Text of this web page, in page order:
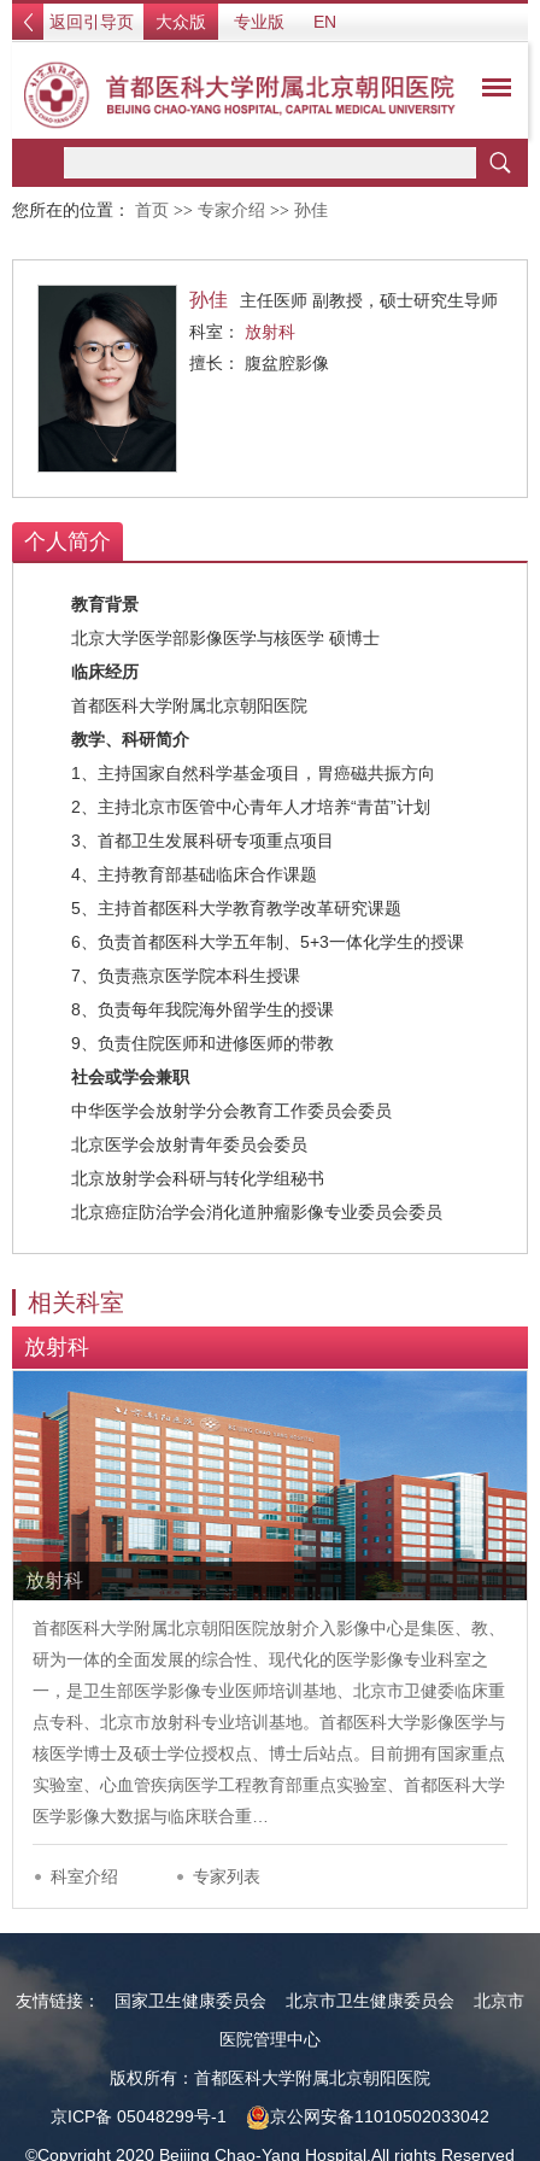
返回引导页 大众版 专业版 EN
您所在的位置： 首页 >> 专家介绍 >> 孙佳
孙佳
主任医师 副教授，硕士研究生导师
科室： 放射科
擅长： 腹盆腔影像
个人简介
教育背景
北京大学医学部影像医学与核医学 硕博士
临床经历
首都医科大学附属北京朝阳医院
教学、科研简介
1、主持国家自然科学基金项目，胃癌磁共振方向
2、主持北京市医管中心青年人才培养“青苗”计划
3、首都卫生发展科研专项重点项目
4、主持教育部基础临床合作课题
5、主持首都医科大学教育教学改革研究课题
6、负责首都医科大学五年制、5+3一体化学生的授课
7、负责燕京医学院本科生授课
8、负责每年我院海外留学生的授课
9、负责住院医师和进修医师的带教
社会或学会兼职
中华医学会放射学分会教育工作委员会委员
北京医学会放射青年委员会委员
北京放射学会科研与转化学组秘书
北京癌症防治学会消化道肿瘤影像专业委员会委员
相关科室
放射科
放射科
首都医科大学附属北京朝阳医院放射介入影像中心是集医、教、
研为一体的全面发展的综合性、现代化的医学影像专业科室之
一，是卫生部医学影像专业医师培训基地、北京市卫健委临床重
点专科、北京市放射科专业培训基地。首都医科大学影像医学与
核医学博士及硕士学位授权点、博士后站点。目前拥有国家重点
实验室、心血管疾病医学工程教育部重点实验室、首都医科大学
医学影像大数据与临床联合重…
科室介绍 专家列表
友情链接： 国家卫生健康委员会 北京市卫生健康委员会
北京市
医院管理中心
版权所有：首都医科大学附属北京朝阳医院
京ICP备 05048299号-1
京公网安备11010502033042
©Copyright 2020 Beijing Chao-Yang Hospital.All rights Reserved